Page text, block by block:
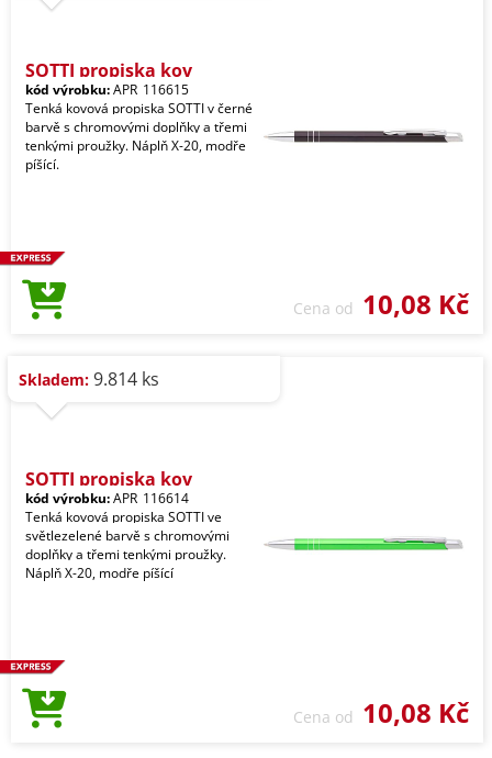
SOTTI propiska kov
kód výrobku:APR_116615
Tenká kovová propiska SOTTI v černé
barvě s chromovými doplňky a třemi
tenkými proužky. Náplň X-20, modře
píšící.
Cena od 10,08 Kč
Skladem: 9.814 ks
SOTTI propiska kov
kód výrobku:APR_116614
Tenká kovová propiska SOTTI ve
světlezelené barvě s chromovými
doplňky a třemi tenkými proužky.
Náplň X-20, modře píšící
Cena od 10,08 Kč